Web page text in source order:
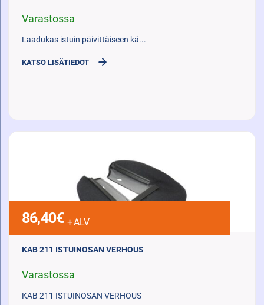
Varastossa
Laadukas istuin päivittäiseen kä...
KATSO LISÄTIEDOT
86,40€ + ALV
KAB 211 ISTUINOSAN VERHOUS
Varastossa
KAB 211 ISTUINOSAN VERHOUS